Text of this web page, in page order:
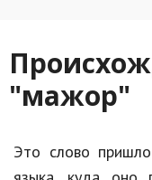
Животные
Еда и напитки
Праздники и
"мажор"
Это слово